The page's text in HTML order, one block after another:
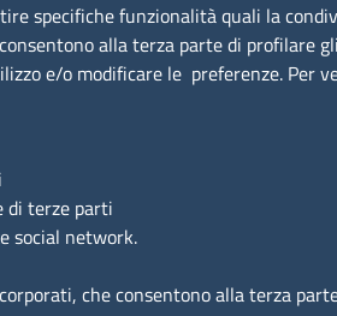
specifiche funzionalità quali la
alla terza parte di profilare
e/o modificare le preferenze. Per
di terze parti
social network.
che consentono alla terza